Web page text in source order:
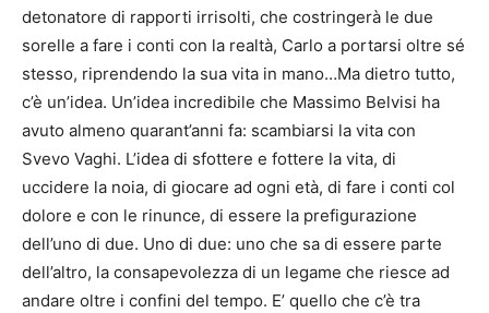
detonatore di rapporti irrisolti, che costringerà le due
sorelle a fare i conti con la realtà, Carlo a portarsi oltre sé
stesso, riprendendo la sua vita in mano…Ma dietro tutto,
c’è un’idea. Un’idea incredibile che Massimo Belvisi ha
avuto almeno quarant’anni fa: scambiarsi la vita con
Svevo Vaghi. L’idea di sfottere e fottere la vita, di
uccidere la noia, di giocare ad ogni età, di fare i conti col
dolore e con le rinunce, di essere la prefigurazione
dell’uno di due. Uno di due: uno che sa di essere parte
dell’altro, la consapevolezza di un legame che riesce ad
andare oltre i confini del tempo. E’ quello che c’è tra